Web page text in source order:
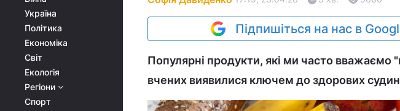
Україна
Політика
Економіка
Світ
Екологія
Регіони
Спорт
Підпишіться на нас в
Популярні продукти, які ми часто вважаємо
вчених виявилися ключем до здорових